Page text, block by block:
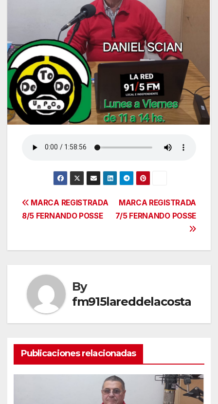
Navegación
de
entradas
MARCA REGISTRADA
7/5 FERNANDO POSSE
MARCA REGISTRADA
8/5 FERNANDO POSSE
By
fm915lareddelacosta
Publicaciones relacionadas